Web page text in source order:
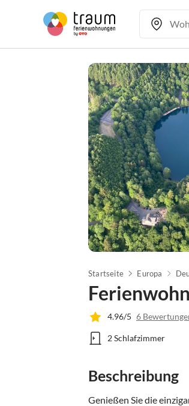
Startseite Europa
4.96/5 6
2 Schlafzimmer
Beschreibung
Genießen Sie die